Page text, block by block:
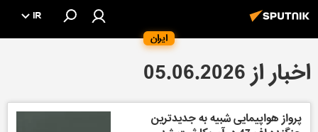
ایران
IR
اخبار از 05.06.2026
پرواز هواپیمایی شبیه به جدیدترین